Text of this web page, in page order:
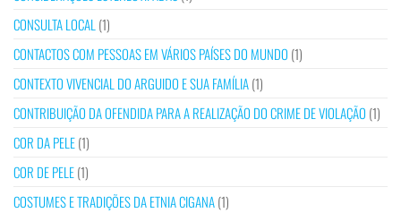
CONSULTA LOCAL (1)
CONTACTOS COM PESSOAS EM VÁRIOS PAÍSES DO MUNDO (1)
CONTEXTO VIVENCIAL DO ARGUIDO E SUA FAMÍLIA(1)
CONTRIBUIÇÃO DA OFENDIDA PARA A REALIZAÇÃO DO CRIME DE VIOLAÇÃO (1)
COR DA PELE(1)
COR DE PELE(1)
COSTUMES E TRADIÇÕES DA ETNIA CIGANA(1)